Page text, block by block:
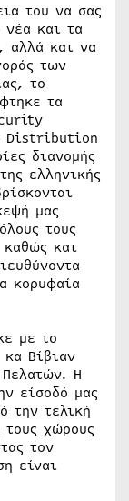
του να σας
νέα και τα
αλλά και να
των
το
τα
Distribution
διανομής
ελληνικής
μας
τους
και
κορυφαία
με το
Βίβιαν
Η
είσοδό μας
την τελική
τους χώρους
τον
είναι